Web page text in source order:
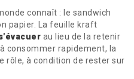
connaît : le sandwich
papier. La feuille kraft
au lieu de la retenir
consommer rapidement, la
rôle, à condition de rester sur